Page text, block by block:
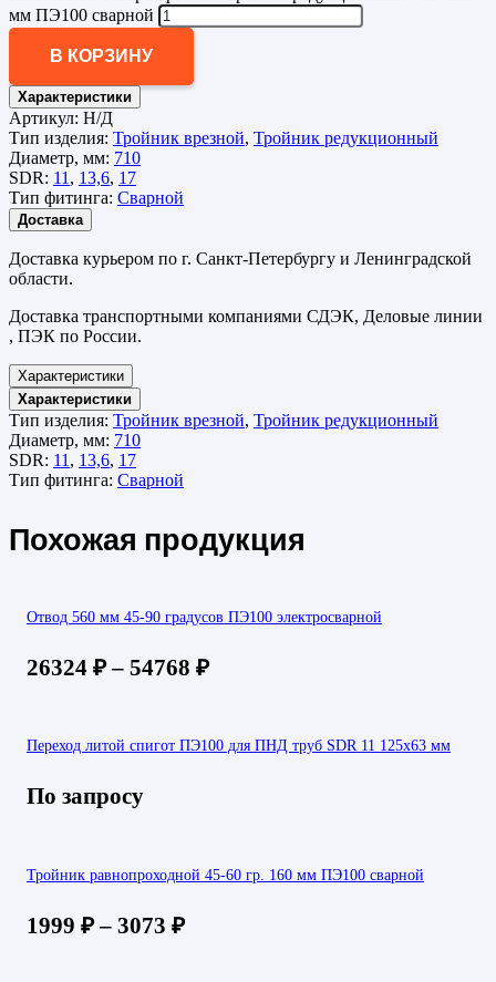
мм ПЭ100 сварной
В КОРЗИНУ
Характеристики
Артикул: Н/Д
Тип изделия: Тройник врезной, Тройник редукционный
Диаметр, мм: 710
SDR: 11 , 13,6, 17
Тип фитинга: Сварной
Доставка
Доставка курьером по г. Санкт-Петербургу и Ленинградской
области.
Доставка транспортными компаниями СДЭК, Деловые линии
, ПЭК по России.
Характеристики
Характеристики
Тип изделия: Тройник врезной, Тройник редукционный
Диаметр, мм: 710
SDR: 11 , 13,6, 17
Тип фитинга: Сварной
Похожая продукция
Отвод 560 мм 45-90 градусов ПЭ100 электросварной
26324 ₽– 54768 ₽
Переход литой спигот ПЭ100 для ПНД труб SDR 11 125х63 мм
По запросу
Тройник равнопроходной 45-60 гр. 160 мм ПЭ100 сварной
1999 ₽– 3073 ₽